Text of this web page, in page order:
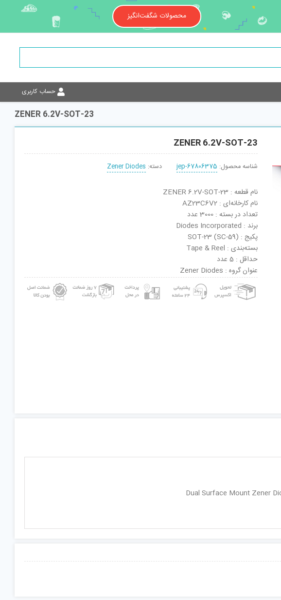
محصولات شگفت‌انگیز
حساب کاربری
ZENER 6.2V-SOT-23
ZENER 6.2V-SOT-23
شناسه محصول: jep-67806375 دسته: Zener Diodes
نام قطعه : ZENER 6.2V-SOT-23
نام کارخانه‌ای : AZ23C6V2
تعداد در بسته : 3000 عدد
برند : Diodes Incorporated
پکیج : SOT-23 (SC-59)
بسته‌بندی : Tape & Reel
حداقل : 5 عدد
عنوان گروه : Zener Diodes